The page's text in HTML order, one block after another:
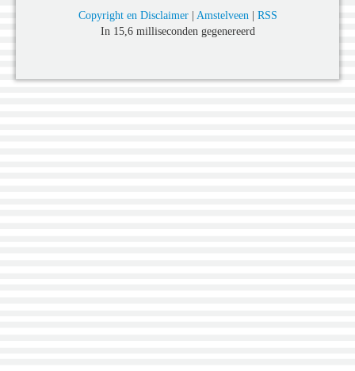
Copyright en Disclaimer| Amstelveen| RSS
In 15,6 milliseconden gegenereerd